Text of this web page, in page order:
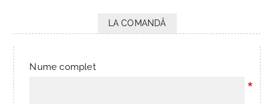
LA COMANDĂ
Nume complet
*